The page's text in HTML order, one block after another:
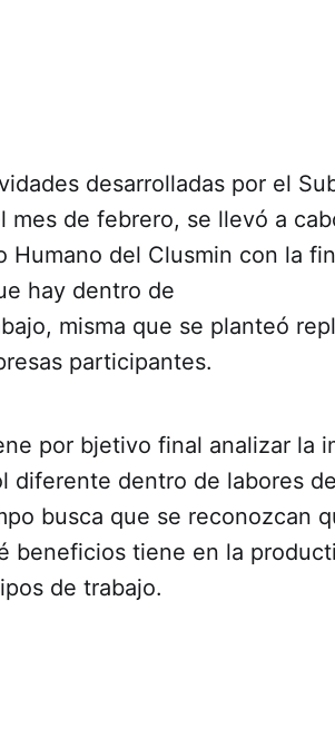
desarrolladas por el
mes de febrero, se llevó a
Humano del Clusmin con la
hay dentro de
misma que se planteó
participantes.
por bjetivo final analizar la
diferente dentro de labores
busca que se reconozcan
beneficios tiene en la
de trabajo.